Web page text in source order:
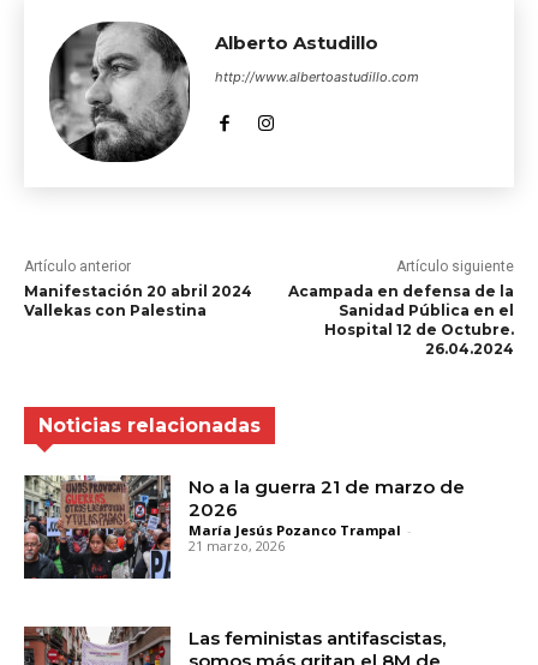
Alberto Astudillo
http://www.albertoastudillo.com
Artículo anterior
Manifestación 20 abril 2024
Vallekas con Palestina
Artículo siguiente
Acampada en defensa de la
Sanidad Pública en el
Hospital 12 de Octubre.
26.04.2024
Noticias relacionadas
No a la guerra 21 de marzo de
2026
María Jesús Pozanco Trampal -
21 marzo, 2026
Las feministas antifascistas,